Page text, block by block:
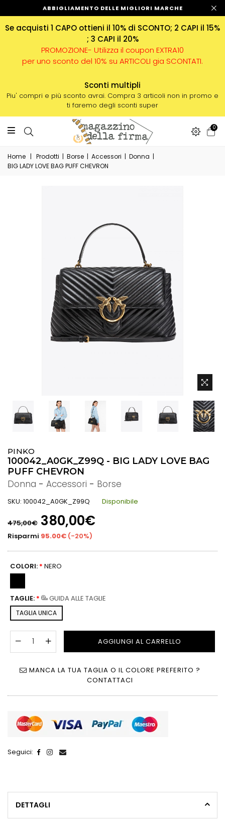
ABBIGLIAMENTO DELLE MIGLIORI MARCHE
Se acquisti 1 CAPO ottieni il 10% di SCONTO; 2 CAPI il 15%
; 3 CAPI il 20%
PROMOZIONE- Utilizza il coupon EXTRA10
per uno sconto del 10% su ARTICOLI gia SCONTATI.
Sconti multipli
Piu' compri e più sconto avrai. Compra 3 articoli non in promo e
ti faremo degli sconti super
0
Home | Prodotti | Borse | Accessori | Donna |
BIG LADY LOVE BAG PUFF CHEVRON
PINKO
100042_A0GK_Z99Q - BIG LADY LOVE BAG
PUFF CHEVRON
Donna - Accessori - Borse
SKU: 100042_A0GK_Z99Q
Disponibile
di
listino
475,00€ 380,00€
Risparmi 95.00€ (-20%)
COLORI: * NERO
TAGLIE: * GUIDA ALLE TAGLIE
TAGLIA UNICA
AGGIUNGI AL CARRELLO
MANCA LA TUA TAGLIA O IL COLORE PREFERITO ?
CONTATTACI
Seguici:
DETTAGLI